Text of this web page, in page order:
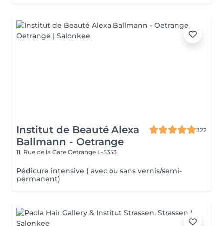
Institut de Beauté Alexa
Ballmann - Oetrange
322
11, Rue de la Gare Oetrange L-5353
Pédicure intensive ( avec ou sans vernis/semi-
permanent)